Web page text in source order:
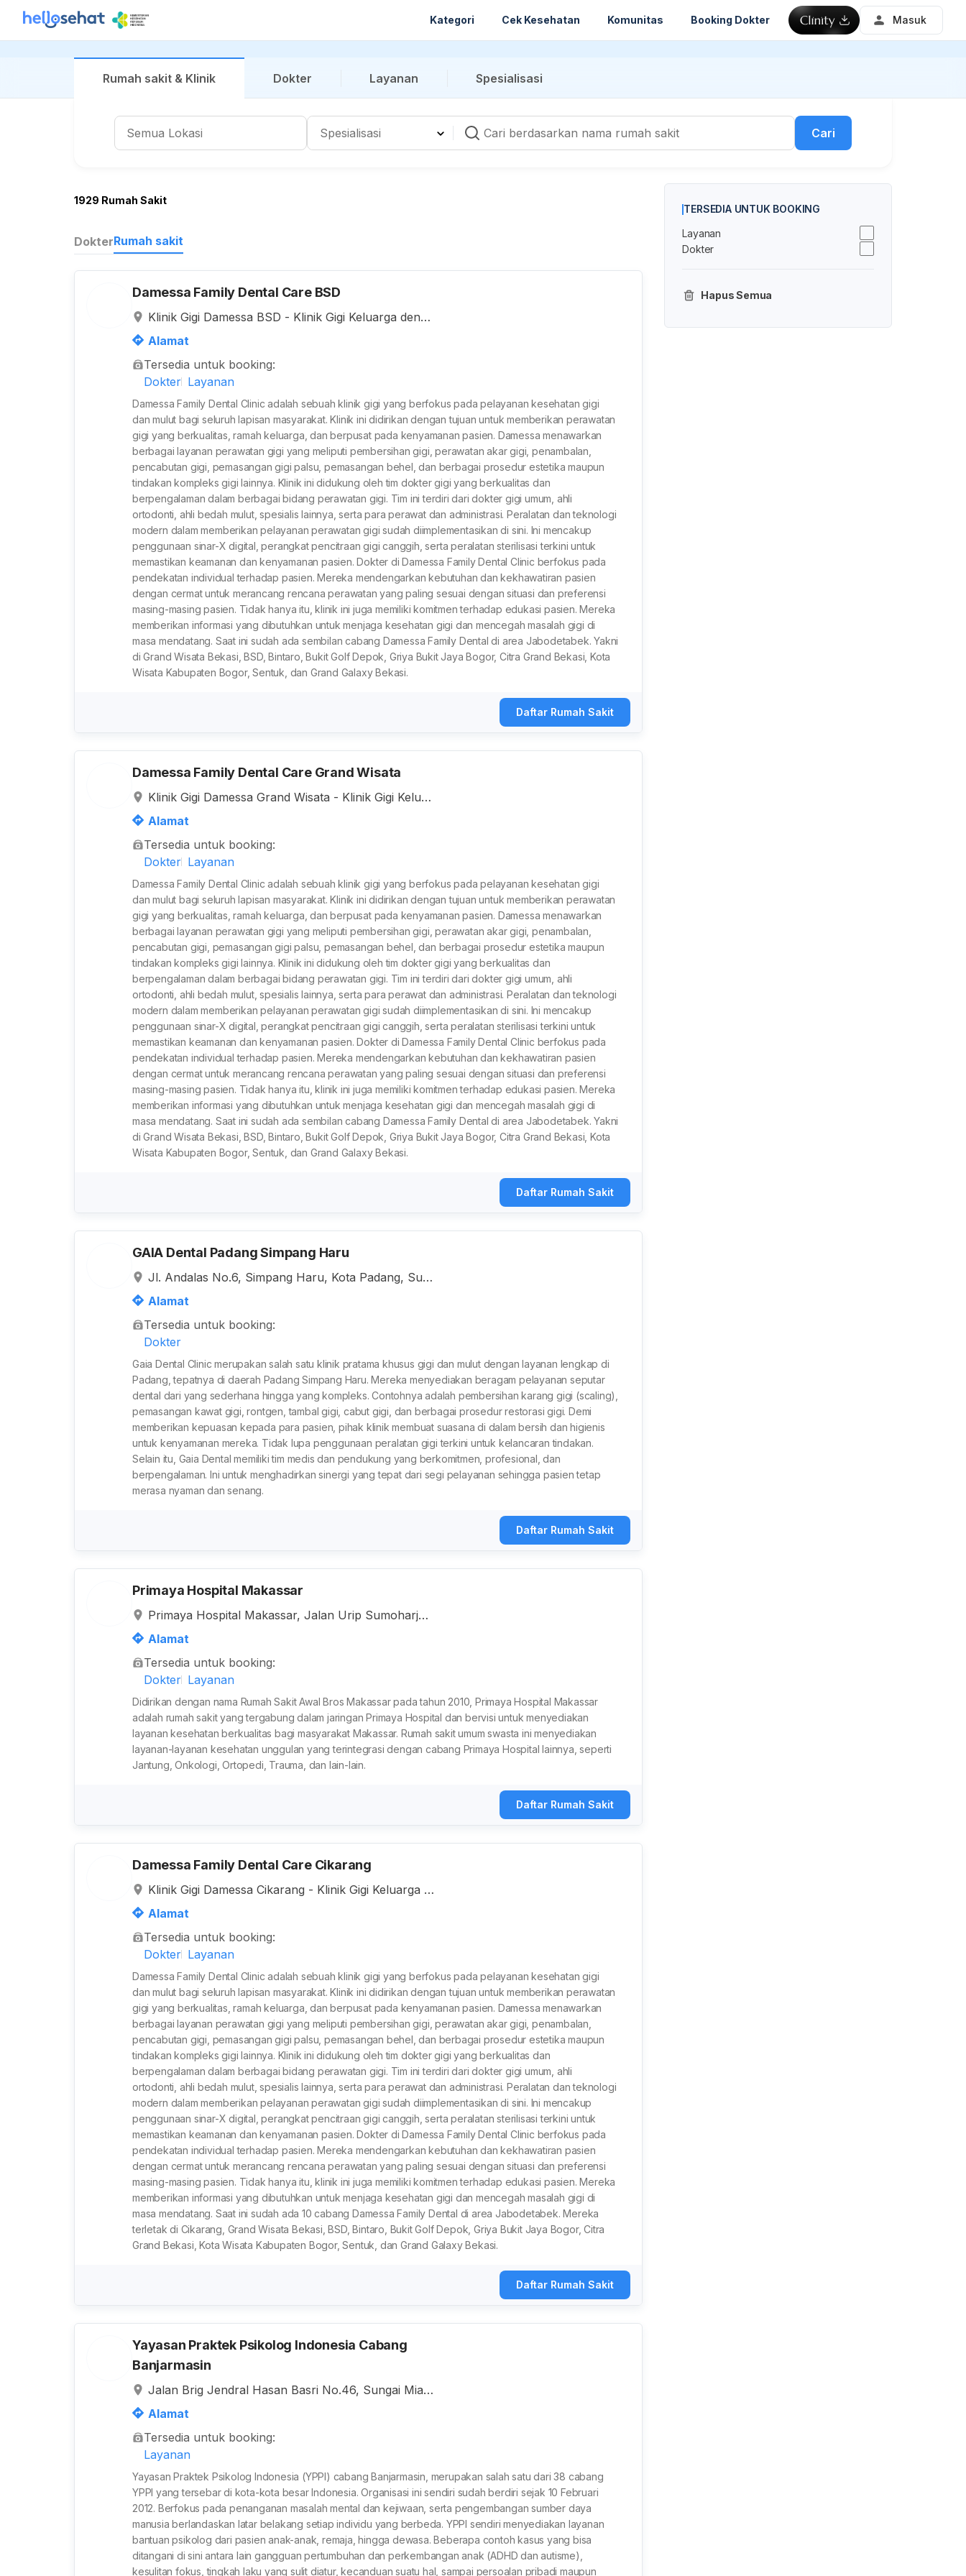
Kategori Cek Kesehatan Komunitas Booking Dokter Masuk
Rumah sakit & Klinik Dokter Layanan Spesialisasi
Cari
1929 Rumah Sakit
DokterRumah sakit
Damessa Family Dental Care BSD
Klinik Gigi Damessa BSD - Klinik Gigi Keluarga denga
n Dokter Spesialis, Ruko Provence Suites, Jalan Let
tan, Banten, Indonesia
Alamat
Tersedia untuk booking:
Dokter Layanan
Damessa Family Dental Clinic adalah sebuah klinik gigi yang berfokus pada pelayanan kesehatan gigi
dan mulut bagi seluruh lapisan masyarakat. Klinik ini didirikan dengan tujuan untuk memberikan perawatan
gigi yang berkualitas, ramah keluarga, dan berpusat pada kenyamanan pasien. Damessa menawarkan
berbagai layanan perawatan gigi yang meliputi pembersihan gigi, perawatan akar gigi, penambalan,
pencabutan gigi, pemasangan gigi palsu, pemasangan behel, dan berbagai prosedur estetika maupun
tindakan kompleks gigi lainnya. Klinik ini didukung oleh tim dokter gigi yang berkualitas dan
berpengalaman dalam berbagai bidang perawatan gigi. Tim ini terdiri dari dokter gigi umum, ahli
ortodonti, ahli bedah mulut, spesialis lainnya, serta para perawat dan administrasi. Peralatan dan teknologi
modern dalam memberikan pelayanan perawatan gigi sudah diimplementasikan di sini. Ini mencakup
penggunaan sinar-X digital, perangkat pencitraan gigi canggih, serta peralatan sterilisasi terkini untuk
memastikan keamanan dan kenyamanan pasien. Dokter di Damessa Family Dental Clinic berfokus pada
pendekatan individual terhadap pasien. Mereka mendengarkan kebutuhan dan kekhawatiran pasien
dengan cermat untuk merancang rencana perawatan yang paling sesuai dengan situasi dan preferensi
masing-masing pasien. Tidak hanya itu, klinik ini juga memiliki komitmen terhadap edukasi pasien. Mereka
memberikan informasi yang dibutuhkan untuk menjaga kesehatan gigi dan mencegah masalah gigi di
masa mendatang. Saat ini sudah ada sembilan cabang Damessa Family Dental di area Jabodetabek. Yakni
di Grand Wisata Bekasi, BSD, Bintaro, Bukit Golf Depok, Griya Bukit Jaya Bogor, Citra Grand Bekasi, Kota
Wisata Kabupaten Bogor, Sentuk, dan Grand Galaxy Bekasi.
Daftar Rumah Sakit
Damessa Family Dental Care Grand Wisata
Klinik Gigi Damessa Grand Wisata - Klinik Gigi Keluar
ga Dengan Dokter Spesialis, AA05 Jalan Celebratio
a Barat, Indonesia
Alamat
Tersedia untuk booking:
Dokter Layanan
Damessa Family Dental Clinic adalah sebuah klinik gigi yang berfokus pada pelayanan kesehatan gigi
dan mulut bagi seluruh lapisan masyarakat. Klinik ini didirikan dengan tujuan untuk memberikan perawatan
gigi yang berkualitas, ramah keluarga, dan berpusat pada kenyamanan pasien. Damessa menawarkan
berbagai layanan perawatan gigi yang meliputi pembersihan gigi, perawatan akar gigi, penambalan,
pencabutan gigi, pemasangan gigi palsu, pemasangan behel, dan berbagai prosedur estetika maupun
tindakan kompleks gigi lainnya. Klinik ini didukung oleh tim dokter gigi yang berkualitas dan
berpengalaman dalam berbagai bidang perawatan gigi. Tim ini terdiri dari dokter gigi umum, ahli
ortodonti, ahli bedah mulut, spesialis lainnya, serta para perawat dan administrasi. Peralatan dan teknologi
modern dalam memberikan pelayanan perawatan gigi sudah diimplementasikan di sini. Ini mencakup
penggunaan sinar-X digital, perangkat pencitraan gigi canggih, serta peralatan sterilisasi terkini untuk
memastikan keamanan dan kenyamanan pasien. Dokter di Damessa Family Dental Clinic berfokus pada
pendekatan individual terhadap pasien. Mereka mendengarkan kebutuhan dan kekhawatiran pasien
dengan cermat untuk merancang rencana perawatan yang paling sesuai dengan situasi dan preferensi
masing-masing pasien. Tidak hanya itu, klinik ini juga memiliki komitmen terhadap edukasi pasien. Mereka
memberikan informasi yang dibutuhkan untuk menjaga kesehatan gigi dan mencegah masalah gigi di
masa mendatang. Saat ini sudah ada sembilan cabang Damessa Family Dental di area Jabodetabek. Yakni
di Grand Wisata Bekasi, BSD, Bintaro, Bukit Golf Depok, Griya Bukit Jaya Bogor, Citra Grand Bekasi, Kota
Wisata Kabupaten Bogor, Sentuk, dan Grand Galaxy Bekasi.
Daftar Rumah Sakit
GAIA Dental Padang Simpang Haru
Jl. Andalas No.6, Simpang Haru, Kota Padang, Sum
atera Barat, Indonesia
Alamat
Tersedia untuk booking:
Dokter
Gaia Dental Clinic merupakan salah satu klinik pratama khusus gigi dan mulut dengan layanan lengkap di
Padang, tepatnya di daerah Padang Simpang Haru. Mereka menyediakan beragam pelayanan seputar
dental dari yang sederhana hingga yang kompleks. Contohnya adalah pembersihan karang gigi (scaling),
pemasangan kawat gigi, rontgen, tambal gigi, cabut gigi, dan berbagai prosedur restorasi gigi. Demi
memberikan kepuasan kepada para pasien, pihak klinik membuat suasana di dalam bersih dan higienis
untuk kenyamanan mereka. Tidak lupa penggunaan peralatan gigi terkini untuk kelancaran tindakan.
Selain itu, Gaia Dental memiliki tim medis dan pendukung yang berkomitmen, profesional, dan
berpengalaman. Ini untuk menghadirkan sinergi yang tepat dari segi pelayanan sehingga pasien tetap
merasa nyaman dan senang.
Daftar Rumah Sakit
Primaya Hospital Makassar
Primaya Hospital Makassar, Jalan Urip Sumoharjo,
Karuwisi Utara, Kota Makassar, Sulawesi Selatan, In
Alamat
Tersedia untuk booking:
Dokter Layanan
Didirikan dengan nama Rumah Sakit Awal Bros Makassar pada tahun 2010, Primaya Hospital Makassar
adalah rumah sakit yang tergabung dalam jaringan Primaya Hospital dan bervisi untuk menyediakan
layanan kesehatan berkualitas bagi masyarakat Makassar. Rumah sakit umum swasta ini menyediakan
layanan-layanan kesehatan unggulan yang terintegrasi dengan cabang Primaya Hospital lainnya, seperti
Jantung, Onkologi, Ortopedi, Trauma, dan lain-lain.
Daftar Rumah Sakit
Damessa Family Dental Care Cikarang
Klinik Gigi Damessa Cikarang - Klinik Gigi Keluarga D
engan Dokter Spesialis, Jalan MH. Thamrin, Cibatu,
Alamat
Tersedia untuk booking:
Dokter Layanan
Damessa Family Dental Clinic adalah sebuah klinik gigi yang berfokus pada pelayanan kesehatan gigi
dan mulut bagi seluruh lapisan masyarakat. Klinik ini didirikan dengan tujuan untuk memberikan perawatan
gigi yang berkualitas, ramah keluarga, dan berpusat pada kenyamanan pasien. Damessa menawarkan
berbagai layanan perawatan gigi yang meliputi pembersihan gigi, perawatan akar gigi, penambalan,
pencabutan gigi, pemasangan gigi palsu, pemasangan behel, dan berbagai prosedur estetika maupun
tindakan kompleks gigi lainnya. Klinik ini didukung oleh tim dokter gigi yang berkualitas dan
berpengalaman dalam berbagai bidang perawatan gigi. Tim ini terdiri dari dokter gigi umum, ahli
ortodonti, ahli bedah mulut, spesialis lainnya, serta para perawat dan administrasi. Peralatan dan teknologi
modern dalam memberikan pelayanan perawatan gigi sudah diimplementasikan di sini. Ini mencakup
penggunaan sinar-X digital, perangkat pencitraan gigi canggih, serta peralatan sterilisasi terkini untuk
memastikan keamanan dan kenyamanan pasien. Dokter di Damessa Family Dental Clinic berfokus pada
pendekatan individual terhadap pasien. Mereka mendengarkan kebutuhan dan kekhawatiran pasien
dengan cermat untuk merancang rencana perawatan yang paling sesuai dengan situasi dan preferensi
masing-masing pasien. Tidak hanya itu, klinik ini juga memiliki komitmen terhadap edukasi pasien. Mereka
memberikan informasi yang dibutuhkan untuk menjaga kesehatan gigi dan mencegah masalah gigi di
masa mendatang. Saat ini sudah ada 10 cabang Damessa Family Dental di area Jabodetabek. Mereka
terletak di Cikarang, Grand Wisata Bekasi, BSD, Bintaro, Bukit Golf Depok, Griya Bukit Jaya Bogor, Citra
Grand Bekasi, Kota Wisata Kabupaten Bogor, Sentuk, dan Grand Galaxy Bekasi.
Daftar Rumah Sakit
Yayasan Praktek Psikolog Indonesia Cabang
Banjarmasin
Jalan Brig Jendral Hasan Basri No.46, Sungai Miai,
Kota Banjarmasin, Kalimantan Selatan, Indonesia
Alamat
Tersedia untuk booking:
Layanan
Yayasan Praktek Psikolog Indonesia (YPPI) cabang Banjarmasin, merupakan salah satu dari 38 cabang
YPPI yang tersebar di kota-kota besar Indonesia. Organisasi ini sendiri sudah berdiri sejak 10 Februari
2012. Berfokus pada penanganan masalah mental dan kejiwaan, serta pengembangan sumber daya
manusia berlandaskan latar belakang setiap individu yang berbeda. YPPI sendiri menyediakan layanan
bantuan psikolog dari pasien anak-anak, remaja, hingga dewasa. Beberapa contoh kasus yang bisa
ditangani di sini antara lain gangguan pertumbuhan dan perkembangan anak (ADHD dan autisme),
kesulitan fokus, tingkah laku yang sulit diatur, kecanduan suatu hal, sampai persoalan pribadi maupun
TERSEDIA UNTUK BOOKING
Layanan
Dokter
Hapus Semua